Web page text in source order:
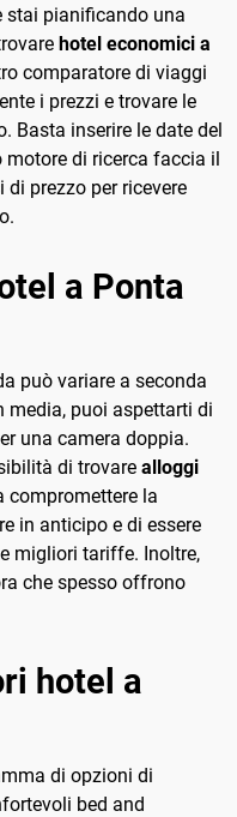
stai pianificando una
hotel economici a
comparatore di viaggi
i prezzi e trovare le
Basta inserire le date del
di ricerca faccia il
prezzo per ricevere
a Ponta
può variare a seconda
media, puoi aspettarti di
una camera doppia.
di trovare alloggi
compromettere la
in anticipo e di essere
migliori tariffe. Inoltre,
che spesso offrono
hotel a
di opzioni di
bed and